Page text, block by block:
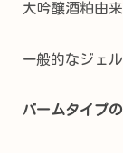
大吟醸酒粕由
一般的なジェ
バームタイプ